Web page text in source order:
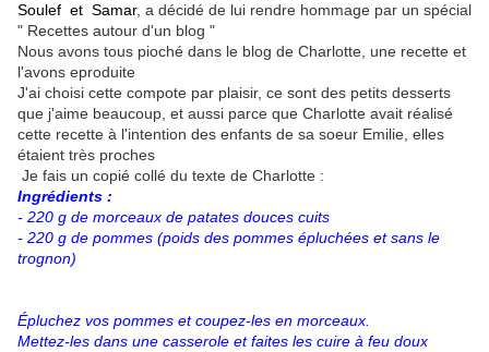
Soulef et Samar, a décidé de lui rendre hommage par un spécial
" Recettes autour d'un blog "
Nous avons tous pioché dans le blog de Charlotte, une recette et
l'avons eproduite
J'ai choisi cette compote par plaisir, ce sont des petits desserts
que j'aime beaucoup, et aussi parce que Charlotte avait réalisé
cette recette à l'intention des enfants de sa soeur Emilie, elles
étaient très proches
Je fais un copié collé du texte de Charlotte :
Ingrédients :
- 220 g de morceaux de patates douces cuits
- 220 g de pommes (poids des pommes épluchées et sans le
trognon)
Épluchez vos pommes et coupez-les en morceaux.
Mettez-les dans une casserole et faites les cuire à feu doux